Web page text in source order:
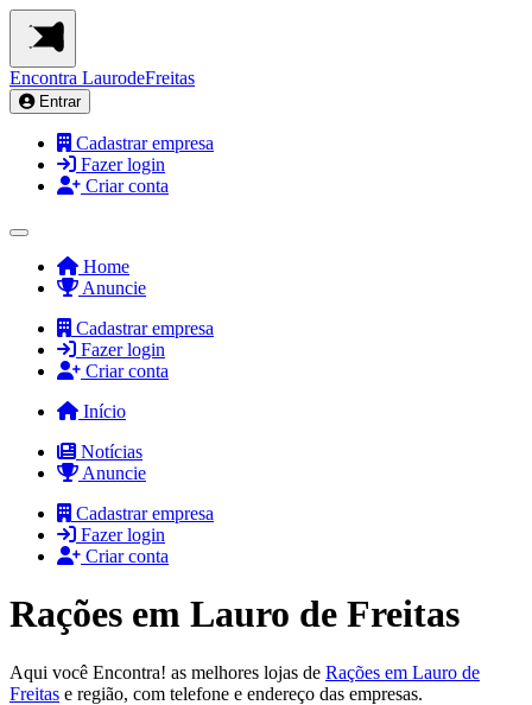
Encontra LaurodeFreitas
Entrar
Cadastrar empresa
Fazer login
Criar conta
Home
Anuncie
Cadastrar empresa
Fazer login
Criar conta
Início
Notícias
Anuncie
Cadastrar empresa
Fazer login
Criar conta
Rações em Lauro de Freitas
Aqui você Encontra! as melhores lojas de Rações em Lauro de
Freitas e região, com telefone e endereço das empresas.